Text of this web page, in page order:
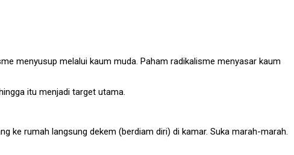
menyusup melalui kaum muda. Paham radikalisme menyasar kaum
itu menjadi target utama.
ke rumah langsung dekem (berdiam diri) di kamar. Suka marah-marah.